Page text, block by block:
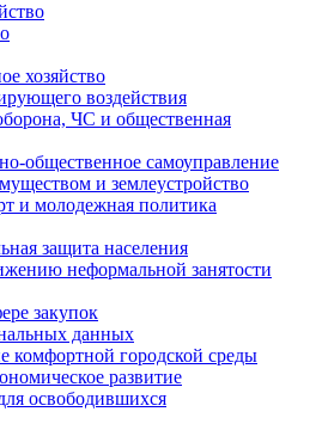
хозяйство
воздействия
ЧС и общественная
общественное самоуправление
и землеустройство
и молодежная политика
защита населения
неформальной занятости
закупок
данных
комфортной городской среды
развитие
освободившихся